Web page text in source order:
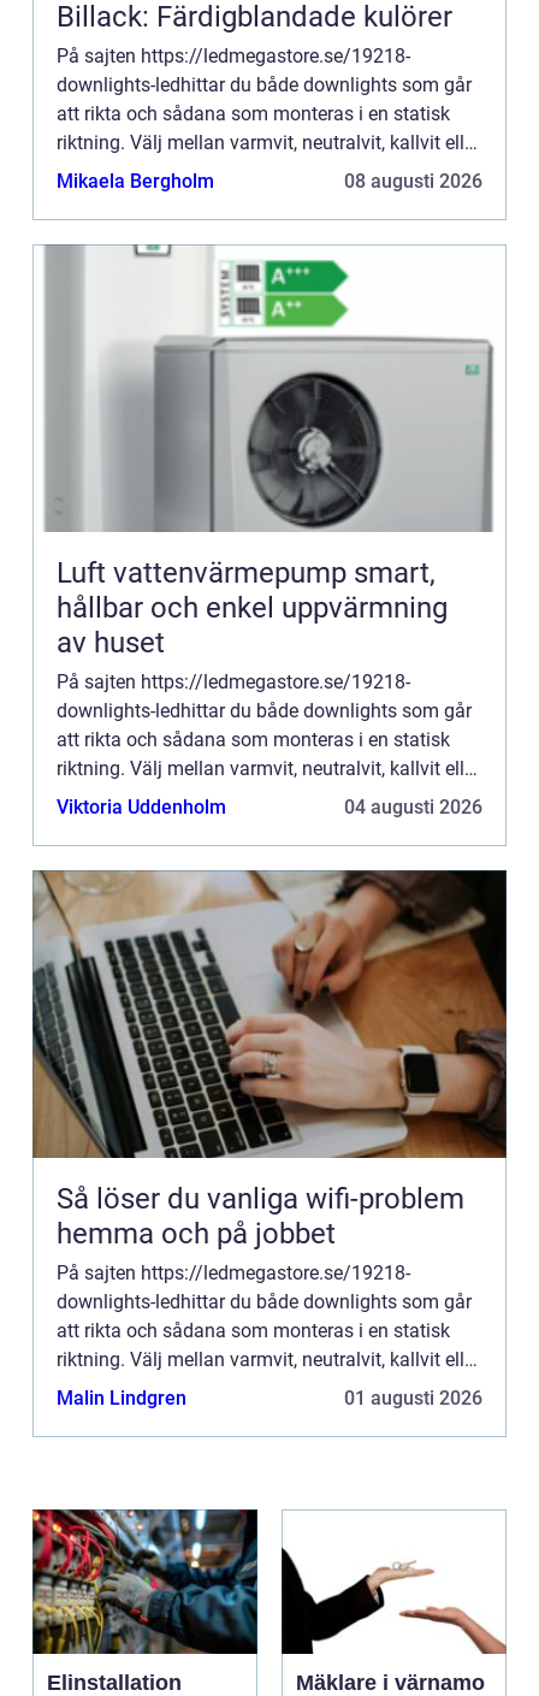
Billack: Färdigblandade kulörer
På sajten https://ledmegastore.se/19218-
downlights-ledhittar du både downlights som går
att rikta och sådana som monteras i en statisk
riktning. Välj mellan varmvit, neutralvit, kallvit eller
röd nyans. Dimbar eller ...
Mikaela Bergholm 08 augusti 2026
Luft vattenvärmepump smart,
hållbar och enkel uppvärmning
av huset
På sajten https://ledmegastore.se/19218-
downlights-ledhittar du både downlights som går
att rikta och sådana som monteras i en statisk
riktning. Välj mellan varmvit, neutralvit, kallvit eller
röd nyans. Dimbar eller ...
Viktoria Uddenholm 04 augusti 2026
Så löser du vanliga wifi-problem
hemma och på jobbet
På sajten https://ledmegastore.se/19218-
downlights-ledhittar du både downlights som går
att rikta och sådana som monteras i en statisk
riktning. Välj mellan varmvit, neutralvit, kallvit eller
röd nyans. Dimbar eller ...
Malin Lindgren 01 augusti 2026
Elinstallation
Mäklare i värnamo